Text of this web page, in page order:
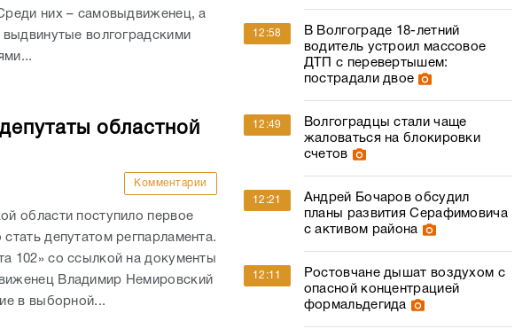
них – самовыдвиженец, а
волгоградскими
областной
Комментарии
области поступило первое
депутатом регпарламента.
102» со ссылкой на документы
Владимир Немировский
в выборной...
12:58
В Волгограде 18-летний
водитель устроил массовое
ДТП с перевертышем:
пострадали двое
12:49
Волгоградцы стали чаще
жаловаться на блокировки
счетов
12:21
Андрей Бочаров обсудил
планы развития Серафимовича
с активом района
12:11
Ростовчане дышат воздухом с
опасной концентрацией
формальдегида